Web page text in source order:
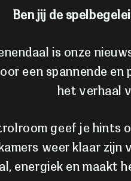
Ben jij de
is onze
een spannende
het verhaal
geef je hints
weer klaar
energiek en maakt